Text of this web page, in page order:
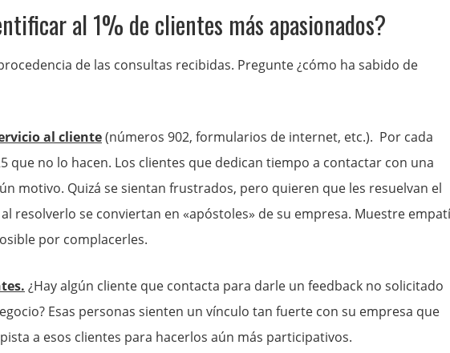
al 1% de clientes más apasionados?
de las consultas recibidas. Pregunte ¿cómo ha sabido de
al cliente(números 902, formularios de internet, etc.). Por cada
que no lo hacen. Los clientes que dedican tiempo a contactar con una
motivo. Quizá se sientan frustrados, pero quieren que les resuelvan el
resolverlo se conviertan en «apóstoles» de su empresa. Muestre
por complacerles.
¿Hay algún cliente que contacta para darle un feedback no solicitado
Esas personas sienten un vínculo tan fuerte con su empresa que
a esos clientes para hacerlos aún más participativos.